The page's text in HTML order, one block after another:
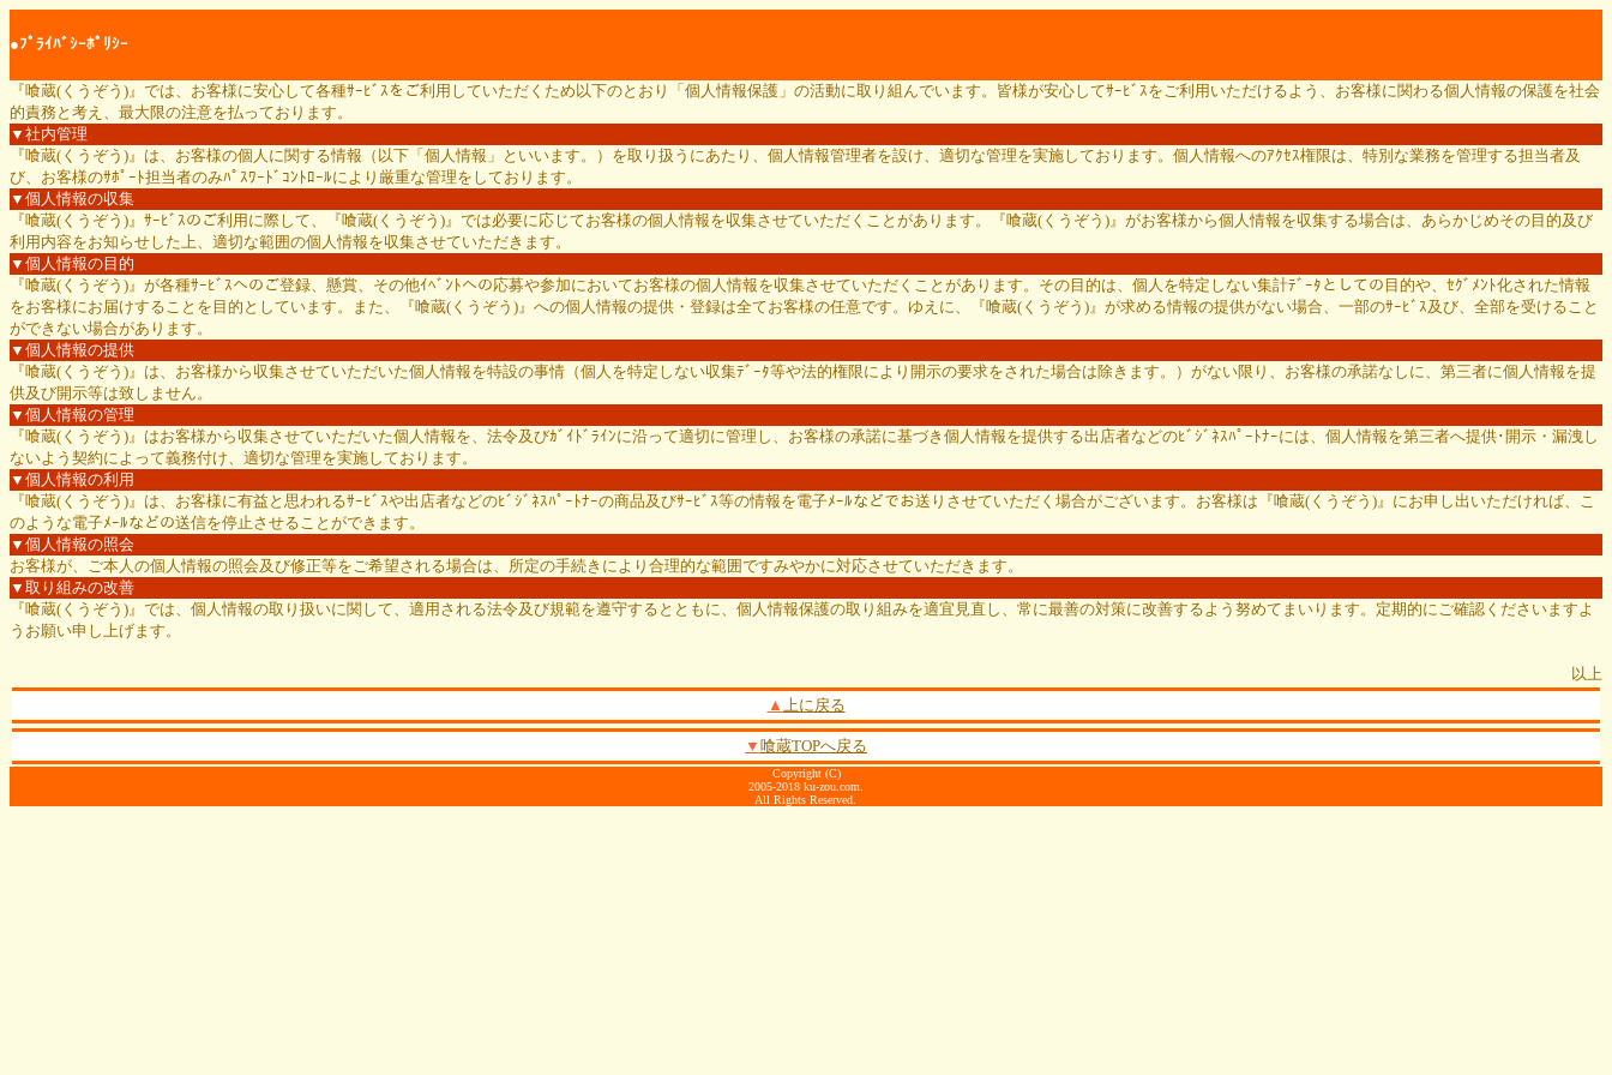
●ﾌﾟﾗｲﾊﾞｼｰﾎﾟﾘｼｰ
『喰蔵(くうぞう)』では、お客様に安心して各種ｻｰﾋﾞｽをご利用していただくため以下のとおり「個人情報保護」の活動に取り組んでいます。皆様が安心してｻｰﾋﾞｽをご利用いただけるよう、お客様に関わる個人情報の保護を社会
的責務と考え、最大限の注意を払っております。
▼社内管理
『喰蔵(くうぞう)』は、お客様の個人に関する情報（以下「個人情報」といいます。）を取り扱うにあたり、個人情報管理者を設け、適切な管理を実施しております。個人情報へのｱｸｾｽ権限は、特別な業務を管理する担当者及
び、お客様のｻﾎﾟｰﾄ担当者のみﾊﾟｽﾜｰﾄﾞｺﾝﾄﾛｰﾙにより厳重な管理をしております。
▼個人情報の収集
『喰蔵(くうぞう)』ｻｰﾋﾞｽのご利用に際して、『喰蔵(くうぞう)』では必要に応じてお客様の個人情報を収集させていただくことがあります。『喰蔵(くうぞう)』がお客様から個人情報を収集する場合は、あらかじめその目的及び
利用内容をお知らせした上、適切な範囲の個人情報を収集させていただきます。
▼個人情報の目的
『喰蔵(くうぞう)』が各種ｻｰﾋﾞｽへのご登録、懸賞、その他ｲﾍﾞﾝﾄへの応募や参加においてお客様の個人情報を収集させていただくことがあります。その目的は、個人を特定しない集計ﾃﾞｰﾀとしての目的や、ｾｸﾞﾒﾝﾄ化された情報
をお客様にお届けすることを目的としています。また、『喰蔵(くうぞう)』への個人情報の提供・登録は全てお客様の任意です。ゆえに、『喰蔵(くうぞう)』が求める情報の提供がない場合、一部のｻｰﾋﾞｽ及び、全部を受けること
ができない場合があります。
▼個人情報の提供
『喰蔵(くうぞう)』は、お客様から収集させていただいた個人情報を特設の事情（個人を特定しない収集ﾃﾞｰﾀ等や法的権限により開示の要求をされた場合は除きます。）がない限り、お客様の承諾なしに、第三者に個人情報を提
供及び開示等は致しません。
▼個人情報の管理
『喰蔵(くうぞう)』はお客様から収集させていただいた個人情報を、法令及びｶﾞｲﾄﾞﾗｲﾝに沿って適切に管理し、お客様の承諾に基づき個人情報を提供する出店者などのﾋﾞｼﾞﾈｽﾊﾟｰﾄﾅｰには、個人情報を第三者へ提供･開示・漏洩し
ないよう契約によって義務付け、適切な管理を実施しております。
▼個人情報の利用
『喰蔵(くうぞう)』は、お客様に有益と思われるｻｰﾋﾞｽや出店者などのﾋﾞｼﾞﾈｽﾊﾟｰﾄﾅｰの商品及びｻｰﾋﾞｽ等の情報を電子ﾒｰﾙなどでお送りさせていただく場合がございます。お客様は『喰蔵(くうぞう)』にお申し出いただければ、こ
のような電子ﾒｰﾙなどの送信を停止させることができます。
▼個人情報の照会
お客様が、ご本人の個人情報の照会及び修正等をご希望される場合は、所定の手続きにより合理的な範囲ですみやかに対応させていただきます。
▼取り組みの改善
『喰蔵(くうぞう)』では、個人情報の取り扱いに関して、適用される法令及び規範を遵守するとともに、個人情報保護の取り組みを適宜見直し、常に最善の対策に改善するよう努めてまいります。定期的にご確認くださいますよ
うお願い申し上げます。
以上
▲ 上に戻る
▼ 喰蔵TOPへ戻る
Copyright (C)
2005-2018 ku-zou.com.
All Rights Reserved.